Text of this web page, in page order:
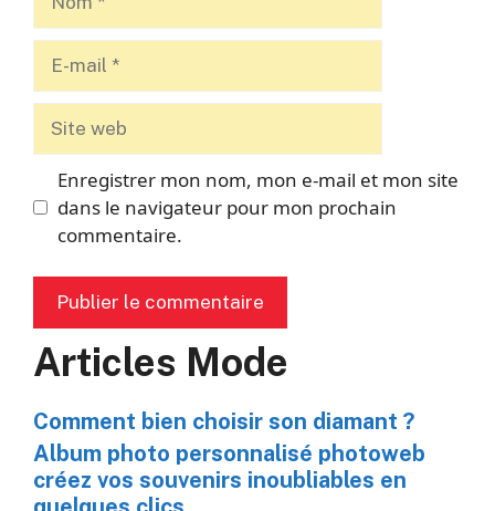
mail
web
Enregistrer mon nom, mon e-mail et mon site
dans le navigateur pour mon prochain
commentaire.
Articles Mode
Comment bien choisir son diamant ?
Album photo personnalisé photoweb
créez vos souvenirs inoubliables en